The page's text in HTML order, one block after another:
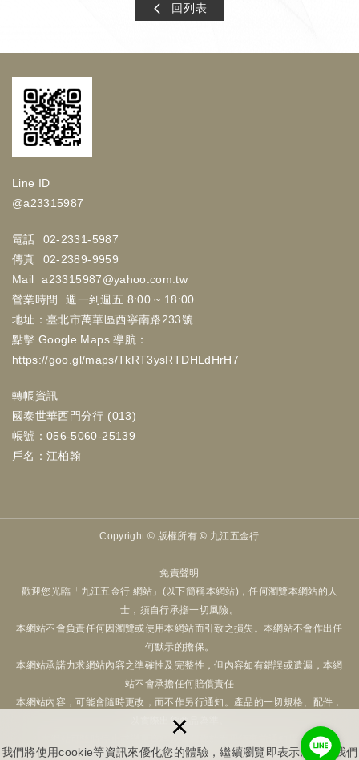
我們將使用cookie等資訊來優化您的體驗，繼續瀏覽即表示您同意我們
×
回列表
Line ID
@a23315987
電話
02-2331-5987
傳真
02-2389-9959
Mail
a23315987@yahoo.com.tw
營業時間
週一到週五 8:00 ~ 18:00
地址：臺北市萬華區西寧南路233號
點擊 Google Maps 導航：
https://goo.gl/maps/TkRT3ysRTDHLdHrH7
轉帳資訊
國泰世華西門分行 (013)
帳號：056-5060-25139
戶名：江柏翰
Copyright © 版權所有 © 九江五金行
免責聲明
歡迎您光臨「九江五金行 網站」(以下簡稱本網站)，任何瀏覽本網站的人
士，須自行承擔一切風險。
本網站不會負責任何因瀏覽或使用本網站而引致之損失。本網站不會作出任
何默示的擔保。
本網站承諾力求網站內容之準確性及完整性，但內容如有錯誤或遺漏，本網
站不會承擔任何賠償責任
本網站內容，可能會隨時更改，而不作另行通知。產品的一切規格、配件，
以實際出貨商品為準。
本網站可隨時停止或變更資料及有關條款而毋須事前通知用戶。